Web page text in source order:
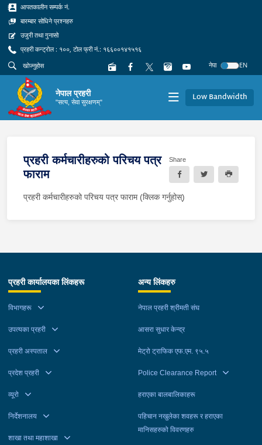
आपतकालीन सम्पर्क नं.
बारम्बार सोधिने प्रश्नहरु
उजुरी तथा गुनासो
प्रहरी कन्ट्रोल : १००, टोल फ्री नं.: १६६००१४१५१६
नेपा
EN
नेपाल प्रहरी
"सत्य, सेवा सुरक्षणम्" Low Bandwidth
प्रहरी कर्मचारीहरुको परिचय पत्र
फाराम
Share
प्रहरी कर्मचारीहरुको परिचय पत्र फाराम (क्लिक गर्नुहोस्)
प्रहरी कार्यालयका लिंकहरू
विभागहरू
उपत्यका प्रहरी
प्रहरी अस्पताल
प्रदेश प्रहरी
व्यूरो
निर्देशनालय
शाखा तथा महाशाखा
अन्य लिंकहरु
नेपाल प्रहरी श्रीमती संघ
आसरा सुधार केन्द्र
मेट्रो ट्राफिक एफ.एम. ९५.५
Police Clearance Report
हराएका बालबालिकाहरू
पहिचान नखुलेका शवहरू र हराएका
मानिसहरुको विवरणहरु